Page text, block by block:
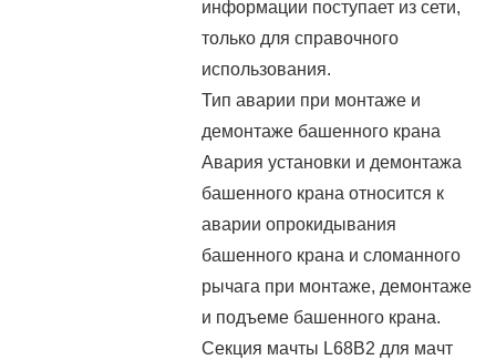
информации поступает из сети,
только для справочного
использования.
Тип аварии при монтаже и
демонтаже башенного крана
Авария установки и демонтажа
башенного крана относится к
аварии опрокидывания
башенного крана и сломанного
рычага при монтаже, демонтаже
и подъеме башенного крана.
Секция мачты L68B2 для мачт